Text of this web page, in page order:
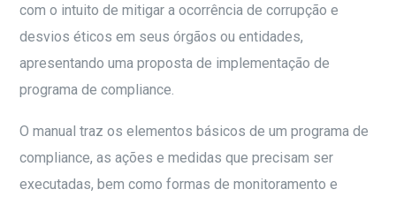
com o intuito de mitigar a ocorrência de corrupção e
desvios éticos em seus órgãos ou entidades,
apresentando uma proposta de implementação de
programa de compliance.
O manual traz os elementos básicos de um programa de
compliance, as ações e medidas que precisam ser
executadas, bem como formas de monitoramento e